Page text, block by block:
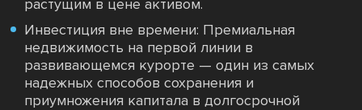
растущим в цене активом.
Инвестиция вне времени: Премиальная
недвижимость на первой линии в
развивающемся курорте — один из самых
надежных способов сохранения и
приумножения капитала в долгосрочной